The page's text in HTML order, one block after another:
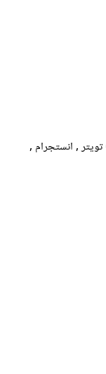
, انستجرام ,